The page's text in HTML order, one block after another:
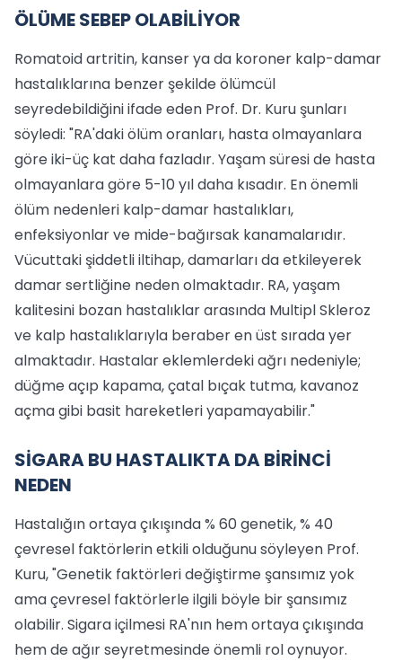
ÖLÜME SEBEP OLABİLİYOR
Romatoid artritin, kanser ya da koroner kalp-damar
hastalıklarına benzer şekilde ölümcül
seyredebildiğini ifade eden Prof. Dr. Kuru şunları
söyledi: "RA'daki ölüm oranları, hasta olmayanlara
göre iki-üç kat daha fazladır. Yaşam süresi de hasta
olmayanlara göre 5-10 yıl daha kısadır. En önemli
ölüm nedenleri kalp-damar hastalıkları,
enfeksiyonlar ve mide-bağırsak kanamalarıdır.
Vücuttaki şiddetli iltihap, damarları da etkileyerek
damar sertliğine neden olmaktadır. RA, yaşam
kalitesini bozan hastalıklar arasında Multipl Skleroz
ve kalp hastalıklarıyla beraber en üst sırada yer
almaktadır. Hastalar eklemlerdeki ağrı nedeniyle;
düğme açıp kapama, çatal bıçak tutma, kavanoz
açma gibi basit hareketleri yapamayabilir."
SİGARA BU HASTALIKTA DA BİRİNCİ
NEDEN
Hastalığın ortaya çıkışında % 60 genetik, % 40
çevresel faktörlerin etkili olduğunu söyleyen Prof.
Kuru, "Genetik faktörleri değiştirme şansımız yok
ama çevresel faktörlerle ilgili böyle bir şansımız
olabilir. Sigara içilmesi RA'nın hem ortaya çıkışında
hem de ağır seyretmesinde önemli rol oynuyor.